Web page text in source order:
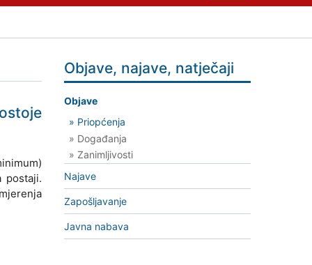
postaji.
Objave, najave, natječaji
Objave
» Priopćenja
» Događanja
» Zanimljivosti
Najave
Zapošljavanje
Javna nabava